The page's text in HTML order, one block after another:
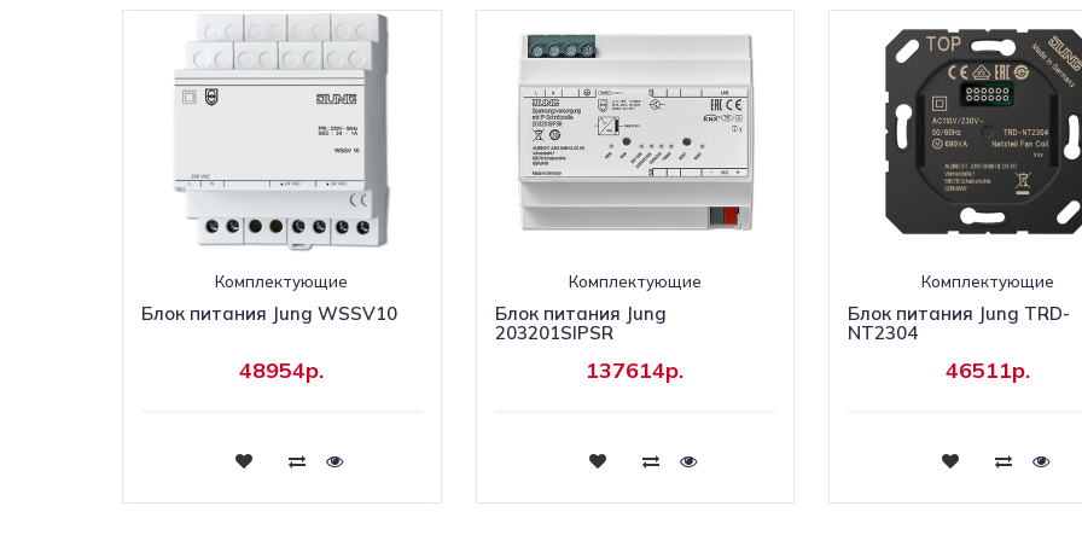
Комплектующие
Блок питания Jung WSSV10
48954р.
Купить
Комплектующие
Блок питания Jung
203201SIPSR
137614р.
Купить
Комплектующие
Блок питания Jung TRD-
NT2304
46511р.
Купить